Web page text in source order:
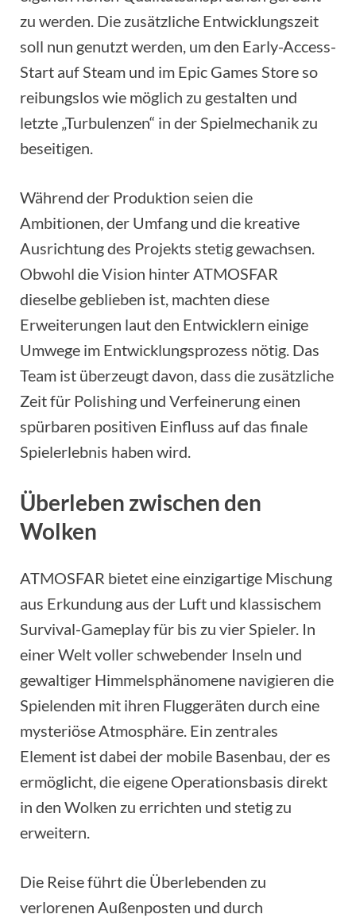
zu werden. Die zusätzliche Entwicklungszeit
soll nun genutzt werden, um den Early-Access-
Start auf Steam und im Epic Games Store so
reibungslos wie möglich zu gestalten und
letzte „Turbulenzen“ in der Spielmechanik zu
beseitigen.
Während der Produktion seien die
Ambitionen, der Umfang und die kreative
Ausrichtung des Projekts stetig gewachsen.
Obwohl die Vision hinter ATMOSFAR
dieselbe geblieben ist, machten diese
Erweiterungen laut den Entwicklern einige
Umwege im Entwicklungsprozess nötig. Das
Team ist überzeugt davon, dass die zusätzliche
Zeit für Polishing und Verfeinerung einen
spürbaren positiven Einfluss auf das finale
Spielerlebnis haben wird.
Überleben zwischen den
Wolken
ATMOSFAR bietet eine einzigartige Mischung
aus Erkundung aus der Luft und klassischem
Survival-Gameplay für bis zu vier Spieler. In
einer Welt voller schwebender Inseln und
gewaltiger Himmelsphänomene navigieren die
Spielenden mit ihren Fluggeräten durch eine
mysteriöse Atmosphäre. Ein zentrales
Element ist dabei der mobile Basenbau, der es
ermöglicht, die eigene Operationsbasis direkt
in den Wolken zu errichten und stetig zu
erweitern.
Die Reise führt die Überlebenden zu
verlorenen Außenposten und durch